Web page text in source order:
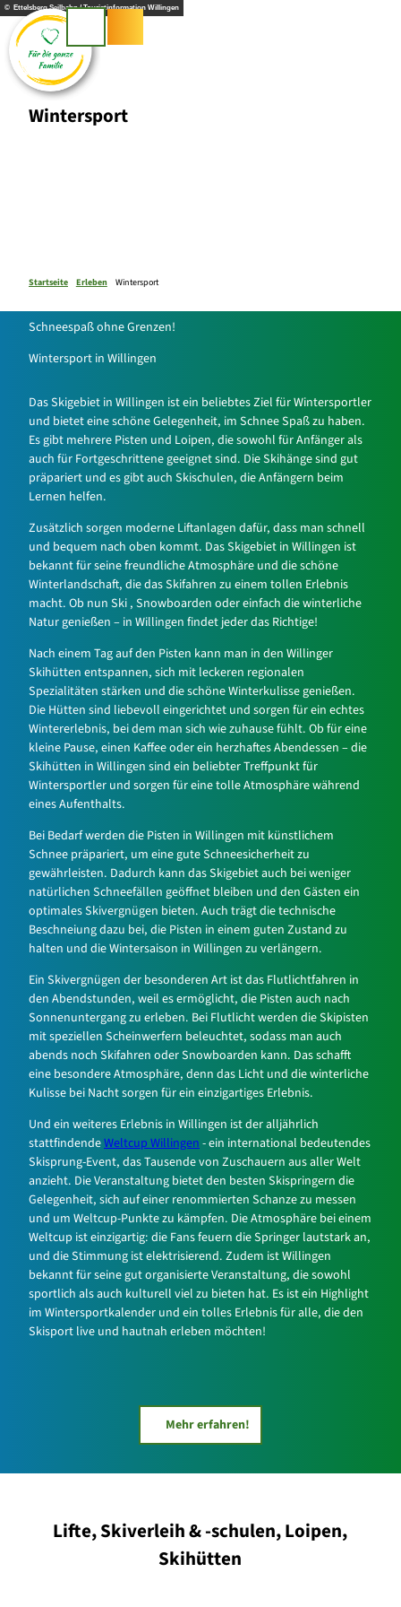
Z
Suche
© Ettelsberg Seilbahn / Touristinformation Willingen
Wintersport
Startseite Erleben Wintersport
Schneespaß ohne Grenzen!
Wintersport in Willingen
Das Skigebiet in Willingen ist ein beliebtes Ziel für Wintersportler
und bietet eine schöne Gelegenheit, im Schnee Spaß zu haben.
Es gibt mehrere Pisten und Loipen, die sowohl für Anfänger als
auch für Fortgeschrittene geeignet sind. Die Skihänge sind gut
präpariert und es gibt auch Skischulen, die Anfängern beim
Lernen helfen.
Zusätzlich sorgen moderne Liftanlagen dafür, dass man schnell
und bequem nach oben kommt. Das Skigebiet in Willingen ist
bekannt für seine freundliche Atmosphäre und die schöne
Winterlandschaft, die das Skifahren zu einem tollen Erlebnis
macht. Ob nun Ski , Snowboarden oder einfach die winterliche
Natur genießen – in Willingen findet jeder das Richtige!
Nach einem Tag auf den Pisten kann man in den Willinger
Skihütten entspannen, sich mit leckeren regionalen
Spezialitäten stärken und die schöne Winterkulisse genießen.
Die Hütten sind liebevoll eingerichtet und sorgen für ein echtes
Wintererlebnis, bei dem man sich wie zuhause fühlt. Ob für eine
kleine Pause, einen Kaffee oder ein herzhaftes Abendessen – die
Skihütten in Willingen sind ein beliebter Treffpunkt für
Wintersportler und sorgen für eine tolle Atmosphäre während
eines Aufenthalts.
Bei Bedarf werden die Pisten in Willingen mit künstlichem
Schnee präpariert, um eine gute Schneesicherheit zu
gewährleisten. Dadurch kann das Skigebiet auch bei weniger
natürlichen Schneefällen geöffnet bleiben und den Gästen ein
optimales Skivergnügen bieten. Auch trägt die technische
Beschneiung dazu bei, die Pisten in einem guten Zustand zu
halten und die Wintersaison in Willingen zu verlängern.
Ein Skivergnügen der besonderen Art ist das Flutlichtfahren in
den Abendstunden, weil es ermöglicht, die Pisten auch nach
Sonnenuntergang zu erleben. Bei Flutlicht werden die Skipisten
mit speziellen Scheinwerfern beleuchtet, sodass man auch
abends noch Skifahren oder Snowboarden kann. Das schafft
eine besondere Atmosphäre, denn das Licht und die winterliche
Kulisse bei Nacht sorgen für ein einzigartiges Erlebnis.
Und ein weiteres Erlebnis in Willingen ist der alljährlich
stattfindendeWeltcup Willingen- ein international bedeutendes
Skisprung-Event, das Tausende von Zuschauern aus aller Welt
anzieht. Die Veranstaltung bietet den besten Skispringern die
Gelegenheit, sich auf einer renommierten Schanze zu messen
und um Weltcup-Punkte zu kämpfen. Die Atmosphäre bei einem
Weltcup ist einzigartig: die Fans feuern die Springer lautstark an,
und die Stimmung ist elektrisierend. Zudem ist Willingen
bekannt für seine gut organisierte Veranstaltung, die sowohl
sportlich als auch kulturell viel zu bieten hat. Es ist ein Highlight
im Wintersportkalender und ein tolles Erlebnis für alle, die den
Skisport live und hautnah erleben möchten!
Mehr erfahren!
Lifte, Skiverleih & -schulen, Loipen,
Skihütten